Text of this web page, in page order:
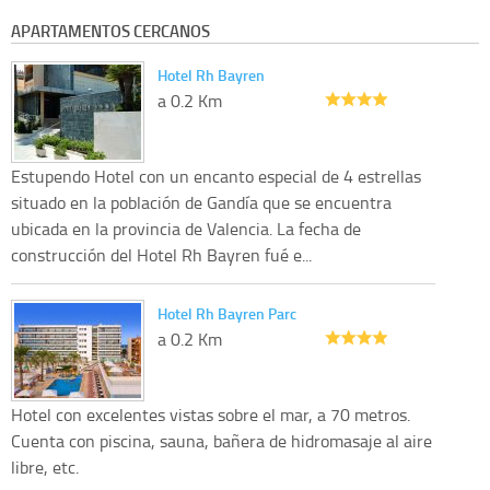
APARTAMENTOS CERCANOS
Hotel Rh Bayren
a 0.2 Km
Estupendo Hotel con un encanto especial de 4 estrellas
situado en la población de Gandía que se encuentra
ubicada en la provincia de Valencia. La fecha de
construcción del Hotel Rh Bayren fué e...
Hotel Rh Bayren Parc
a 0.2 Km
Hotel con excelentes vistas sobre el mar, a 70 metros.
Cuenta con piscina, sauna, bañera de hidromasaje al aire
libre, etc.